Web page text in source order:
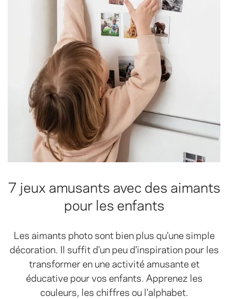
7 jeux amusants avec des aimants
pour les enfants
Les aimants photo sont bien plus qu'une simple
décoration. Il suffit d'un peu d'inspiration pour les
transformer en une activité amusante et
éducative pour vos enfants. Apprenez les
couleurs, les chiffres ou l'alphabet.